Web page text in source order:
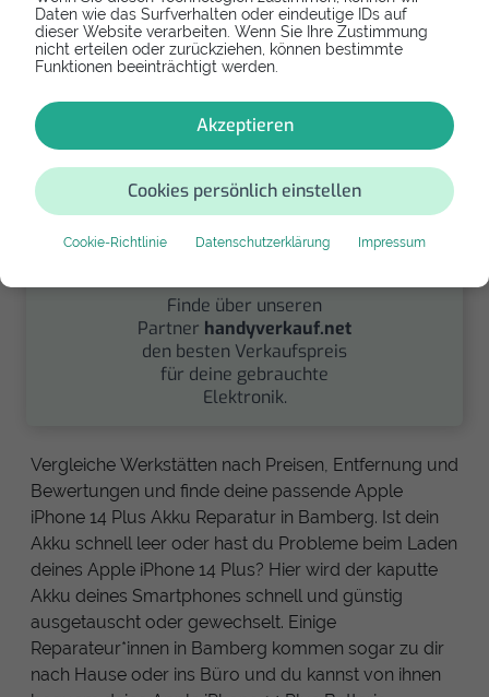
Daten wie das Surfverhalten oder eindeutige IDs auf
dieser Website verarbeiten. Wenn Sie Ihre Zustimmung
nicht erteilen oder zurückziehen, können bestimmte
Funktionen beeinträchtigt werden.
Akzeptieren
Cookies persönlich einstellen
Cookie-Richtlinie Datenschutzerklärung Impressum
Spende Dein Gerät über
handysfuerdieumwelt.de
für einen guten Zweck.
Finde über unseren
Partner handyverkauf.net
den besten Verkaufspreis
für deine gebrauchte
Elektronik.
Vergleiche Werkstätten nach Preisen, Entfernung und
Bewertungen und finde deine passende Apple
iPhone 14 Plus Akku Reparatur in Bamberg. Ist dein
Akku schnell leer oder hast du Probleme beim Laden
deines Apple iPhone 14 Plus? Hier wird der kaputte
Akku deines Smartphones schnell und günstig
ausgetauscht oder gewechselt. Einige
Reparateur*innen in Bamberg kommen sogar zu dir
nach Hause oder ins Büro und du kannst von ihnen